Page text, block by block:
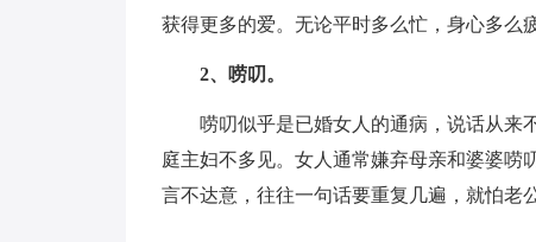
获得更多的爱。无论平时多么忙，身心多么
2、唠叨。
唠叨似乎是已婚女人的通病，说话从来
庭主妇不多见。女人通常嫌弃母亲和婆婆唠
言不达意，往往一句话要重复几遍，就怕老